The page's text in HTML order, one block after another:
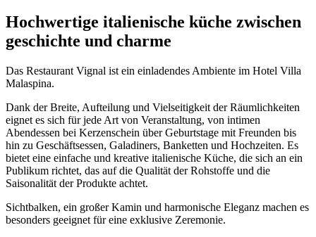
Hochwertige italienische küche zwischen
geschichte und charme
Das Restaurant Vignal ist ein einladendes Ambiente im Hotel Villa
Malaspina.
Dank der Breite, Aufteilung und Vielseitigkeit der Räumlichkeiten
eignet es sich für jede Art von Veranstaltung, von intimen
Abendessen bei Kerzenschein über Geburtstage mit Freunden bis
hin zu Geschäftsessen, Galadiners, Banketten und Hochzeiten. Es
bietet eine einfache und kreative italienische Küche, die sich an ein
Publikum richtet, das auf die Qualität der Rohstoffe und die
Saisonalität der Produkte achtet.
Sichtbalken, ein großer Kamin und harmonische Eleganz machen es
besonders geeignet für eine exklusive Zeremonie.